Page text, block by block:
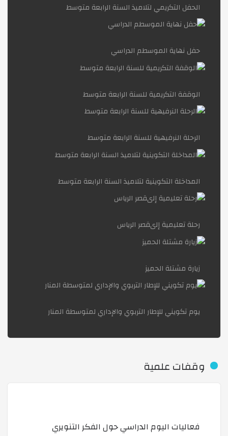
مسابقة يوم الشهيد
إبداع في حصة المطالعة
الإسراء و المعراج ... رحلة لجبر الخاطر
التوجيه التربوي
وقفة الأحد وتكريمات
مشاريع هندسية ,, عدل AADL للتلاميذ وطاقوية
مركز الصيد البري بزرالدة
الحفل التكريمي لتلاميذ السنة الرابعة متوسط
حفل نهاية الموسطم الدراسي
الوقفة التكريمية للسنة الرابعة متوسط
الرحلة النرفيهية للسنة الرابعة متوسط
المداخلة التكوينية لتلاميذ السنة الرابعة متوسط
رحلة تعليمية إلىقصر الرياس
زيارة مشتلة الحميز
يوم تكويني للإطار التربوي والإداري لمتوسطة المنار
وقفات علمية
فعاليات اليوم الدراسي حول الفكر التنويري